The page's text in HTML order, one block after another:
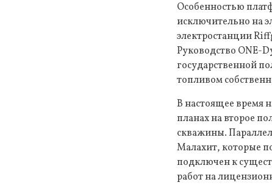
Особенностью
исключительно на
электростанции
Руководство ONE-
государственной
топливом
В настоящее время
планах на второе
скважины.
Малахит, которые
подключен к
работ на